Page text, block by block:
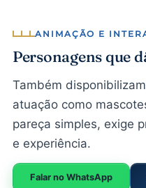
ANIMAÇÃO E
Personagens que
Também
atuação como
pareça simples, exige
e experiência.
Falar no WhatsApp